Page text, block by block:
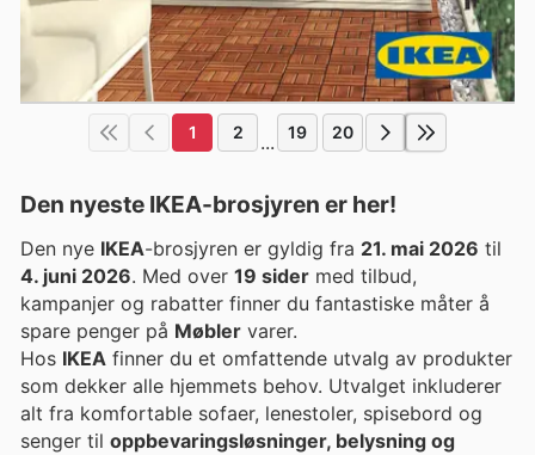
1 2 ... 19 20
Den nyeste IKEA-brosjyren er her!
Den nye IKEA-brosjyren er gyldig fra 21. mai 2026 til
4. juni 2026. Med over 19 sider med tilbud,
kampanjer og rabatter finner du fantastiske måter å
spare penger på Møbler varer.
Hos IKEA finner du et omfattende utvalg av produkter
som dekker alle hjemmets behov. Utvalget inkluderer
alt fra komfortable sofaer, lenestoler, spisebord og
senger til oppbevaringsløsninger, belysning og